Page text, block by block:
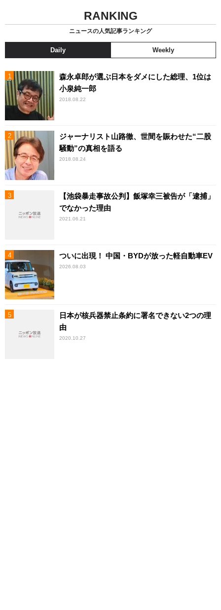
RANKING
ニュースの人気記事ランキング
Daily Weekly
森永卓郎が選ぶ日本をダメにした総理、1位は
小泉純一郎
2018.08.22
ジャーナリスト山路徹、世間を賑わせた“二股
騒動”の真相を語る
2018.08.24
【池袋暴走事故公判】飯塚幸三被告が「逮捕」
でなかった理由
2021.06.21
ついに出現！ 中国・BYDが放った軽自動車EV
2026.08.03
日本が核兵器禁止条約に署名できない2つの理
由
2020.10.27